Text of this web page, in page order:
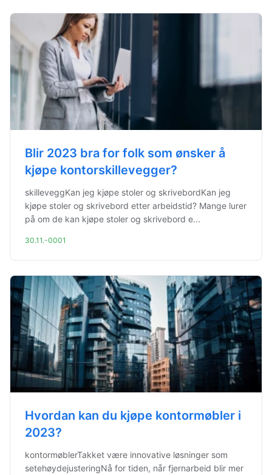
Blir 2023 bra for folk som ønsker å
kjøpe kontorskillevegger?
skilleveggKan jeg kjøpe stoler og skrivebordKan jeg
kjøpe stoler og skrivebord etter arbeidstid? Mange lurer
på om de kan kjøpe stoler og skrivebord e...
30.11.-0001
Hvordan kan du kjøpe kontormøbler i
2023?
kontormøblerTakket være innovative løsninger som
setehøydejusteringNå for tiden, når fjernarbeid blir mer